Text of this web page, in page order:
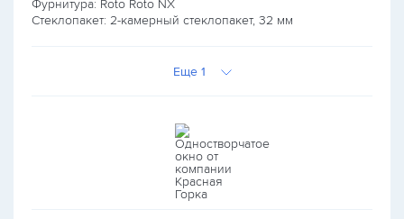
Фурнитура: Roto Roto NX
Стеклопакет: 2-камерный стеклопакет, 32 мм
Еще 1